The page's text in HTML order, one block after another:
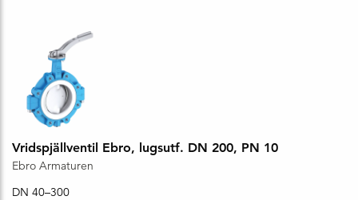
Vridspjällventil Ebro, lugsutf. DN 200, PN 10
Ebro Armaturen
DN 40–300